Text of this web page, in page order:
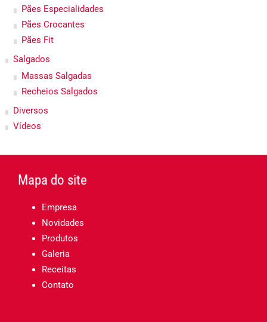
Pães Especialidades
Pães Crocantes
Pães Fit
Salgados
Massas Salgadas
Recheios Salgados
Diversos
Vídeos
Mapa do site
Empresa
Novidades
Produtos
Galeria
Receitas
Contato